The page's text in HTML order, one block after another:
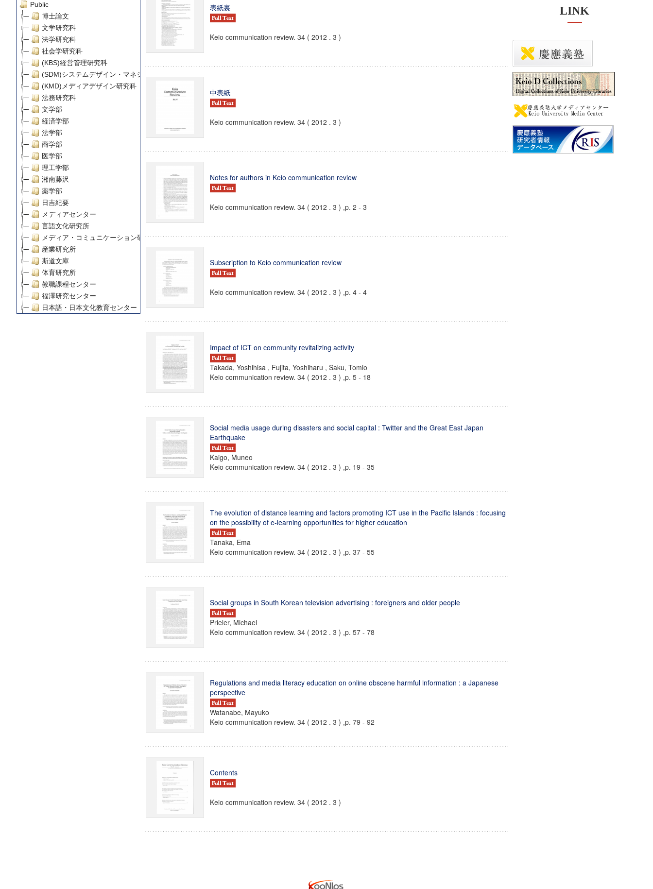
Public
博士論文
文学研究科
法学研究科
社会学研究科
(KBS)経営管理研究科
(SDM)システムデザイン・マネジメント研究科
(KMD)メディアデザイン研究科
法務研究科
文学部
経済学部
法学部
商学部
医学部
理工学部
湘南藤沢
薬学部
日吉紀要
メディアセンター
言語文化研究所
メディア・コミュニケーション研究所
産業研究所
斯道文庫
体育研究所
教職課程センター
福澤研究センター
日本語・日本文化教育センター
デジタルメディア・コンテンツ統合研究センター
グローバルリサーチインスティテュート
博士課程教育リーディングプログラム「超成熟社会発展のサイエンス」
表紙裏
Keio communication review. 34 ( 2012 . 3 )
中表紙
Keio communication review. 34 ( 2012 . 3 )
Notes for authors in Keio communication review
Keio communication review. 34 ( 2012 . 3 ) ,p. 2 - 3
Subscription to Keio communication review
Keio communication review. 34 ( 2012 . 3 ) ,p. 4 - 4
Impact of ICT on community revitalizing activity
Takada, Yoshihisa , Fujita, Yoshiharu , Saku, Tomio
Keio communication review. 34 ( 2012 . 3 ) ,p. 5 - 18
Social media usage during disasters and social capital : Twitter and the Great East Japan
Earthquake
Kaigo, Muneo
Keio communication review. 34 ( 2012 . 3 ) ,p. 19 - 35
The evolution of distance learning and factors promoting ICT use in the Pacific Islands : focusing
on the possibility of e-learning opportunities for higher education
Tanaka, Ema
Keio communication review. 34 ( 2012 . 3 ) ,p. 37 - 55
Social groups in South Korean television advertising : foreigners and older people
Prieler, Michael
Keio communication review. 34 ( 2012 . 3 ) ,p. 57 - 78
Regulations and media literacy education on online obscene harmful information : a Japanese
perspective
Watanabe, Mayuko
Keio communication review. 34 ( 2012 . 3 ) ,p. 79 - 92
Contents
Keio communication review. 34 ( 2012 . 3 )
LINK